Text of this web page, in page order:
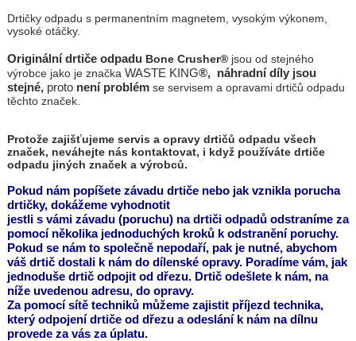
Drtičky odpadu s permanentním magnetem, vysokým výkonem,
vysoké otáčky.
Originální drtiče odpadu Bone Crusher® jsou od stejného
výrobce jako je značka WASTE KING®, náhradní díly jsou
stejné, proto není problém se servisem a opravami drtičů odpadu
těchto značek.
Protože zajišťujeme servis a opravy drtičů odpadu všech
značek, neváhejte nás kontaktovat, i když používáte drtiče
odpadu jiných značek a výrobců.
Pokud nám popíšete závadu drtiče nebo jak vznikla porucha
drtičky, dokážeme vyhodnotit
jestli s vámi závadu (poruchu) na drtiči odpadů odstraníme za
pomocí několika jednoduchých kroků k odstranění poruchy.
Pokud se nám to společně nepodaří, pak je nutné, abychom
váš drtič dostali k nám do dílenské opravy. Poradíme vám, jak
jednoduše drtič odpojit od dřezu. Drtič odešlete k nám, na
níže uvedenou adresu, do opravy.
Za pomocí sítě techniků můžeme zajistit příjezd technika,
který odpojení drtiče od dřezu a odeslání k nám na dílnu
provede za vás za úplatu.